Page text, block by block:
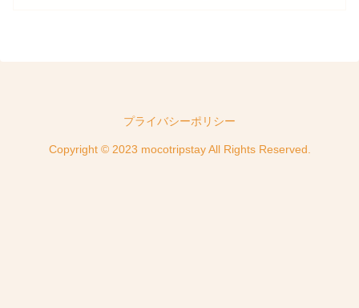
プライバシーポリシー
Copyright © 2023 mocotripstay All Rights Reserved.